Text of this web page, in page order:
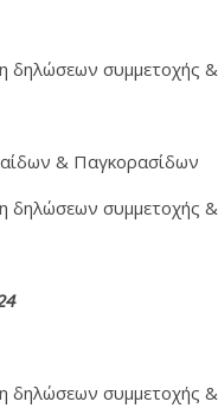
δηλώσεων συμμετοχής
& Παγκορασίδων
δηλώσεων συμμετοχής
δηλώσεων συμμετοχής